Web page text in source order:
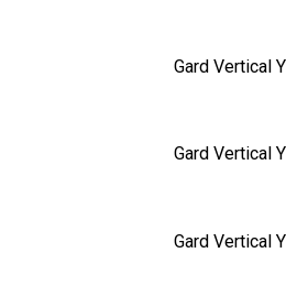
Gard Vertical
Gard Vertical
Gard Vertical